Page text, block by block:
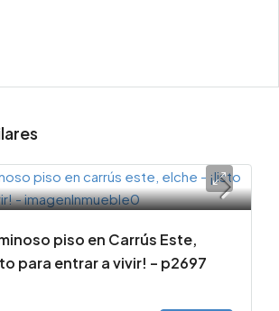
piso en Carrús Este,
para entrar a vivir! – p2697